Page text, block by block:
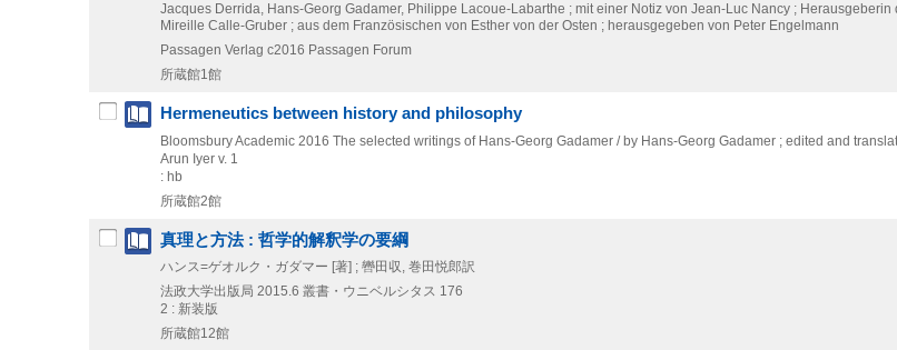
Jacques Derrida, Hans-Georg Gadamer, Philippe Lacoue-Labarthe ; mit einer Notiz von Jean-Luc Nancy ; Herausgeberin
Mireille Calle-Gruber ; aus dem Französischen von Esther von der Osten ; herausgegeben von Peter Engelmann
Passagen Verlag c2016 Passagen Forum
所蔵館1館
Hermeneutics between history and philosophy
Bloomsbury Academic 2016 The selected writings of Hans-Georg Gadamer / by Hans-Georg Gadamer ; edited and
Arun Iyer v. 1
: hb
所蔵館2館
真理と方法 : 哲学的解釈学の要綱
ハンス=ゲオルク・ガダマー [著] ; 轡田収, 巻田悦郎訳
法政大学出版局 2015.6 叢書・ウニベルシタス 176
2 : 新装版
所蔵館12館